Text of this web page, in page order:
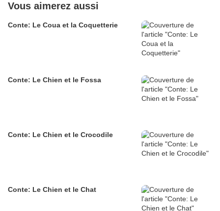
Vous aimerez aussi
Conte: Le Coua et la Coquetterie
Conte: Le Chien et le Fossa
Conte: Le Chien et le Crocodile
Conte: Le Chien et le Chat